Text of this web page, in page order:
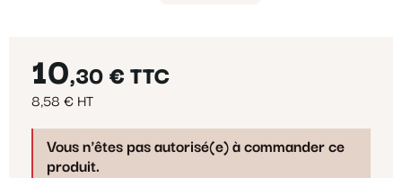
10,30 € TTC
8,58 € HT
Vous n'êtes pas autorisé(e) à commander ce
produit.